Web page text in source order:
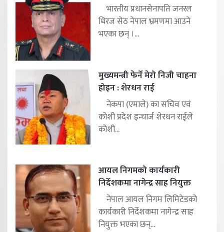
भारतीय प्रधानसेनापति जनरल
धिरज सेठ नेपाल भ्रमणमा आउने
भएका छन् ।...
मुख्यमन्त्री फेर्ने मेरो निजी चाहना
होइन : शेरधन राई
नेकपा (एमाले) का सचिव एवं
कोशी प्रदेश इन्चार्ज शेरधन राईले
कोशी...
आयल निगमको कार्यकारी
निर्देशकमा नागेन्द्र साह नियुक्त
नेपाल आयल निगम लिमिटेडको
कार्यकारी निर्देशकमा नागेन्द्र साह
नियुक्त भएका छन्...